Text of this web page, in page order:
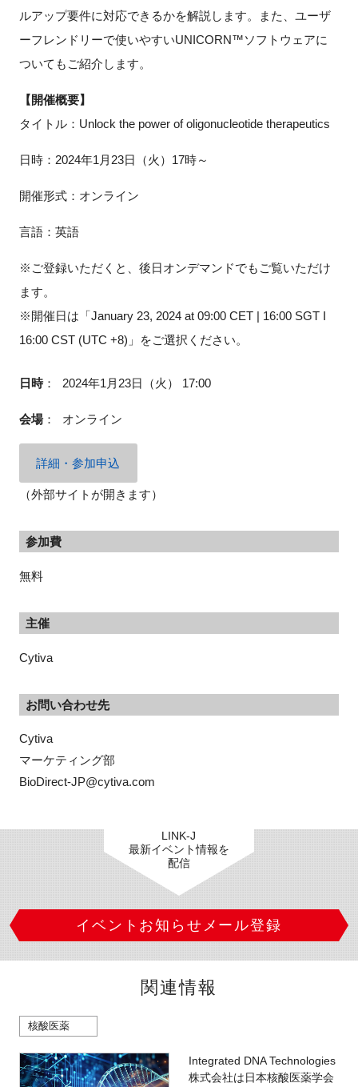
FAQ
イベントお知らせメール登録
ルアップ要件に対応できるかを解説します。また、ユーザ
ーフレンドリーで使いやすいUNICORN™ソフトウェアに
ついてもご紹介します。
【開催概要】
タイトル： Unlock the power of oligonucleotide therapeutics
日時： 2024年1 月 23日（火） 17時～
開催形式：オンライン
言語：英語
※ご登録いただくと、後日オンデマンドでもご覧いただけ
ます。
※開催日は「January 23, 2024 at 09:00 CET | 16:00 SGT I
16:00 CST (UTC +8)」をご選択ください。
日時： 2024年1月23日（火） 17:00
会場： オンライン
詳細・参加申込
（外部サイトが開きます）
参加費
無料
主催
Cytiva
お問い合わせ先
Cytiva
マーケティング部
BioDirect-JP@cytiva.com
LINK-J
最新イベント情報を
配信
イベントお知らせメール登録
関連情報
核酸医薬
Integrated DNA Technologies
株式会社は日本核酸医薬学会